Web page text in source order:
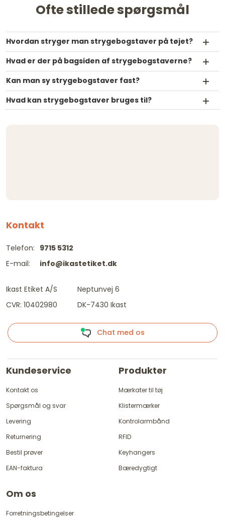
Ofte stillede spørgsmål
Hvordan stryger man strygebogstaver på tøjet?
Hvad er der på bagsiden af strygebogstaverne?
Kan man sy strygebogstaver fast?
Hvad kan strygebogstaver bruges til?
Kontakt
Telefon:
E-mail:
9715 5312
info@ikastetiket.dk
Ikast Etiket A/S
CVR: 10402980
Neptunvej 6
DK-7430 Ikast
Chat med os
Kundeservice
Kontakt os
Spørgsmål og svar
Levering
Returnering
Bestil prøver
EAN-faktura
Produkter
Mærkater til tøj
Klistermærker
Kontrolarmbånd
RFID
Keyhangers
Bæredygtigt
Om os
Forretningsbetingelser